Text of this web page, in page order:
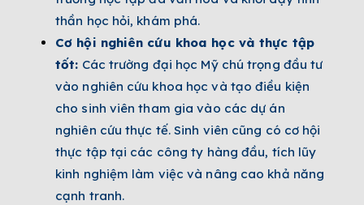
thần học hỏi, khám phá.
Cơ hội nghiên cứu khoa học và thực tập
tốt: Các trường đại học Mỹ chú trọng đầu tư
vào nghiên cứu khoa học và tạo điều kiện
cho sinh viên tham gia vào các dự án
nghiên cứu thực tế. Sinh viên cũng có cơ hội
thực tập tại các công ty hàng đầu, tích lũy
kinh nghiệm làm việc và nâng cao khả năng
cạnh tranh.